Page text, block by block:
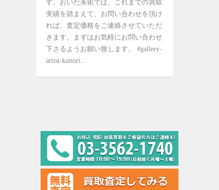
す。おいだ美術では、これまでの買取
実績を踏まえて、お問い合わせを頂け
れば、査定価格をご連絡させていただ
きます。まずはお気軽にお問い合わせ
下さるようお願い致します。 #gallery-
artist-kaitori...